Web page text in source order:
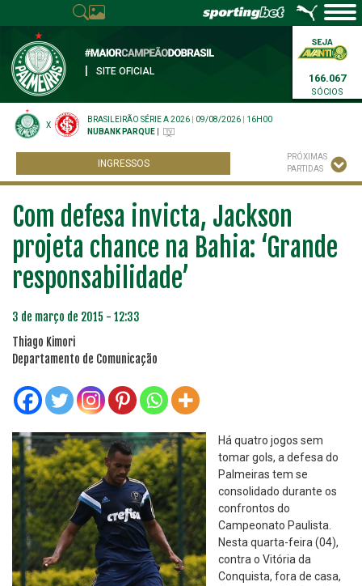
SITE OFICIAL
166.067
SÓCIOS
X
BRASILEIRÃO SÉRIE A 2026 09/08/2026
16H00
NUBANK PARQUE
INGRESSOS
PRÓXIMAS
PARTIDAS
Com defesa invicta, Jackson
projeta chance na Bahia: ‘Grande
responsabilidade’
3 de março de 2015 - 12:33
Thiago Kimori
Departamento de Comunicação
Há quatro jogos sem
tomar gols, a defesa do
Palmeiras tem se
consolidado durante os
confrontos do
Campeonato Paulista.
Nesta quarta-feira (04),
contra o Vitória da
Conquista, fora de casa,